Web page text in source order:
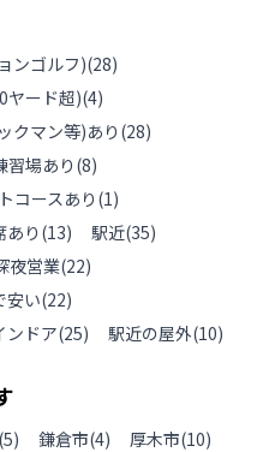
ンゴルフ)(28)
ヤード超)(4)
クマン等)あり (28)
習場あり (8)
コースあり (1)
あり (13) 駅近(35)
夜営業(22)
安い(22)
ンドア(25) 駅近の屋外(10)
(5) 鎌倉市(4) 厚木市(10)